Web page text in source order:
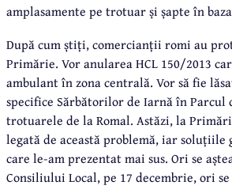
amplasamente pe trotuar și șapte în
După cum știți, comercianții romi au
Primărie. Vor anularea HCL 150/2013
ambulant în zona centrală. Vor să fie
specifice Sărbătorilor de Iarnă în Parcul
trotuarele de la Romal. Astăzi, la
legată de această problemă, iar soluțiile
care le-am prezentat mai sus. Ori se
Consiliului Local, pe 17 decembrie, ori